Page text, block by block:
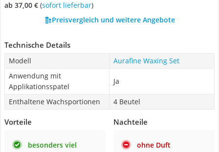
ab 37,00 € ( Sofort lieferbar)
Preisvergleich und weitere Angebote
Technische Details
Modell
Aurafine Waxing Set
Anwendung mit
Applikationsspatel
Ja
Enthaltene Wachsportionen 4 Beutel
Vorteile
besonders viel
Nachteile
ohne Duft